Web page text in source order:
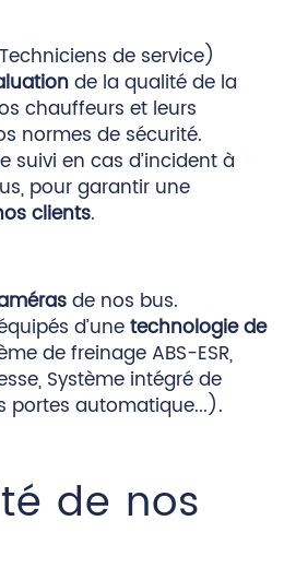
de service)
de la qualité de la
chauffeurs et leurs
normes de sécurité.
suivi en cas d’incident à
pour garantir une
clients.
de nos bus.
d’unetechnologie de
de freinage ABS-ESR,
Système intégré de
portes automatique...).
de nos